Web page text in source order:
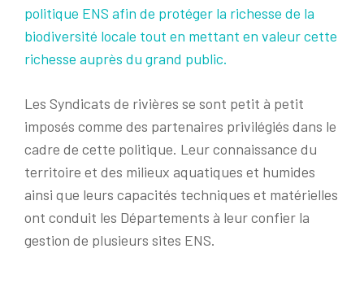
politique ENS afin de protéger la richesse de la
biodiversité locale tout en mettant en valeur cette
richesse auprès du grand public.
Les Syndicats de rivières se sont petit à petit
imposés comme des partenaires privilégiés dans le
cadre de cette politique. Leur connaissance du
territoire et des milieux aquatiques et humides
ainsi que leurs capacités techniques et matérielles
ont conduit les Départements à leur confier la
gestion de plusieurs sites ENS.